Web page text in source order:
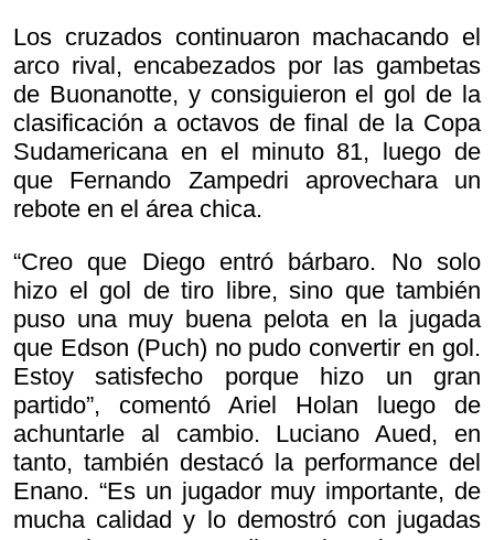
Los cruzados continuaron machacando el
arco rival, encabezados por las gambetas
de Buonanotte, y consiguieron el gol de la
clasificación a octavos de final de la Copa
Sudamericana en el minuto 81, luego de
que Fernando Zampedri aprovechara un
rebote en el área chica.
“Creo que Diego entró bárbaro. No solo
hizo el gol de tiro libre, sino que también
puso una muy buena pelota en la jugada
que Edson (Puch) no pudo convertir en gol.
Estoy satisfecho porque hizo un gran
partido”, comentó Ariel Holan luego de
achuntarle al cambio. Luciano Aued, en
tanto, también destacó la performance del
Enano. “Es un jugador muy importante, de
mucha calidad y lo demostró con jugadas